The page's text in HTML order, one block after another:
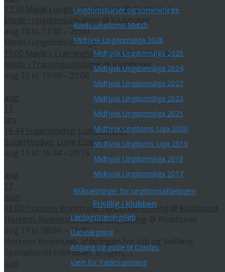
Ungdomskurser og sommerlejre
Kreds Ungdoms Match
Midtjysk Ungdomsliga 2026
Midtjysk Ungdomsliga 2025
Midtjysk Ungdomsliga 2024
Midtjysk Ungdomsliga 2023
Midtjysk Ungdomsliga 2022
Midtjysk Ungdomsliga 2021
Midtjysk Ungdoms Liga 2020
Midtjysk Ungdoms Liga 2019
Midtjysk Ungdomsliga 2018
Midtjysk Ungdomsliga 2017
Målsætninger for ungdomsafdelingen
Frivillig i klubben
Lørdagstræningsløb
Banelægning
Adgang og guide til Condes
Vært for Fællesspisning
Møde i ungdomsudvalget@ Klubhuset
Møde i ungdomsudvalget
@ Klubhuset
aug 10 kl. 17:30 – 20:00
Møde i ungdomsudvalget.
Møde i Træningsudvalget@ Klubhuset
Møde i Træningsudvalget @ Klubhuset
Supertirsdag: Lone Etzerot
Supertirsdag: Lone Etzerot
Horsens Kommune, holdundervisning
Horsens Kommune, holdundervisning
aug 17 kl. 08:00 – 12:30
Specialiseret Jobindsats bruger[...]